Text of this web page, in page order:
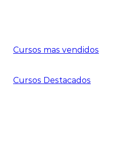
Cursos mas vendidos
Cursos Destacados